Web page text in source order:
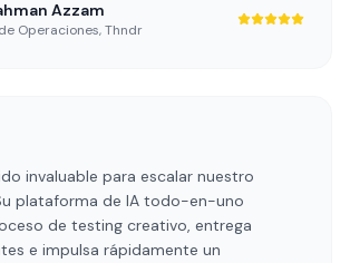
Azzam
Operaciones,Thndr
invaluable para escalar nuestro
plataforma de IA todo-en-uno
de testing creativo, entrega
e impulsa rápidamente un